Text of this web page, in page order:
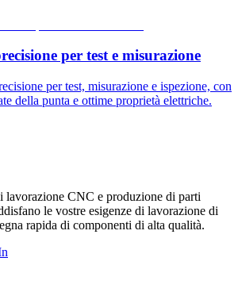
per test e misurazione
per test, misurazione e ispezione, con
della punta e ottime proprietà elettriche.
lavorazione CNC e produzione di parti
le vostre esigenze di lavorazione di
rapida di componenti di alta qualità.